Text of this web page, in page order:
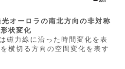
オーロラの南北方向の非対称
形状変化
磁力線に沿った時間変化を表
横切る方向の空間変化を表す